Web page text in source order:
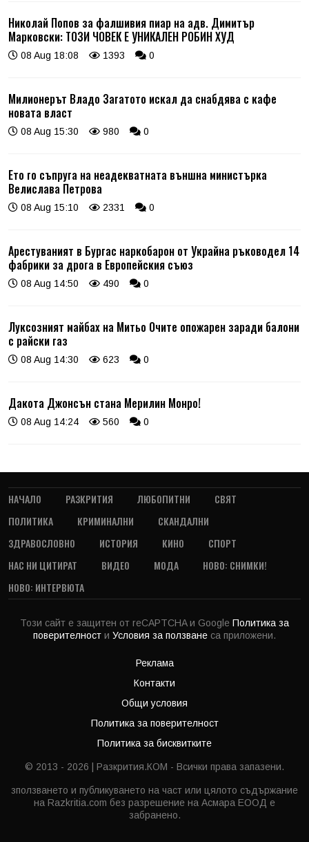
Николай Попов за фалшивия пиар на адв. Димитър
Марковски: ТОЗИ ЧОВЕК Е УНИКАЛЕН РОБИН ХУД
08 Aug 18:08 1393 0
Милионерът Владо Загатото искал да снабдява с кафе
новата власт
08 Aug 15:30 980 0
Ето го съпруга на неадекватната външна министърка
Велислава Петрова
08 Aug 15:10 2331 0
Арестуваният в Бургас наркобарон от Украйна ръководел 14
фабрики за дрога в Европейския съюз
08 Aug 14:50 490 0
Луксозният майбах на Митьо Очите опожарен заради балони
с райски газ
08 Aug 14:30 623 0
Дакота Джонсън стана Мерилин Монро!
08 Aug 14:24 560 0
НАЧАЛО РАЗКРИТИЯ ЛЮБОПИТНИ
СВЯТ
ПОЛИТИКА
КРИМИНАЛНИ
СКАНДАЛНИ
ЗДРАВОСЛОВНО
ИСТОРИЯ КИНО
СПОРТ
НАС НИ ЦИТИРАТ
ВИДЕО МОДА
НОВО: СНИМКИ!
НОВО: ИНТЕРВЮТА
Този сайт е защитен от reCAPTCHA и Google Политика за
поверителност и Условия за ползване са приложени.
Реклама
Контакти
Общи условия
Политика за поверителност
Политика за бисквитките
© 2013 - 2026 | Разкрития.КОМ - Всички права запазени.
зползването и публикуването на част или цялото съдържание
на Razkritia.com без разрешение на Асмара ЕООД е
забранено.